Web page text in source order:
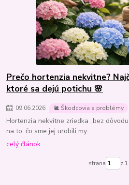
Prečo hortenzia nekvitne?
ktoré sa dejú potichu 🌸
09.06.2026 🐌 Škodcovia a problémy
Hortenzia nekvitne zriedka „bez
na to, čo sme jej urobili my.
celý článok
strana z 1